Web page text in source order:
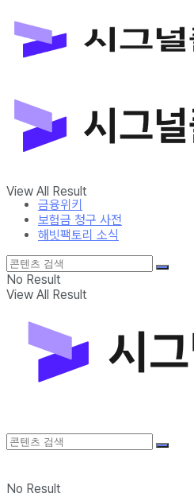
보험금 청구 사전
해빗팩토리 소식
View All Result
금융위키
보험금 청구 사전
해빗팩토리 소식
No Result
View All Result
No Result